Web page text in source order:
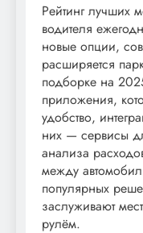
Рейтинг лучших
водителя
новые опции,
расширяется
подборке на
приложения,
удобство,
них — сервисы
анализа
между
популярных
заслуживают
рулём.